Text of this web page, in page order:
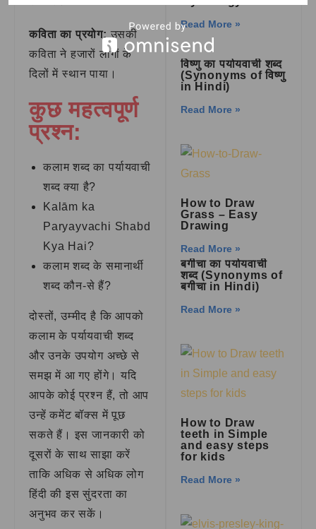
कविता का प्रयोग: उसकी
कविता ने हजारों लोगों के
दिलों में स्थान पाया।
कुछ महत्वपूर्ण
प्रश्न:
कलाम शब्द का पर्यायवाची
शब्द क्या है?
Kalām ka
Paryayvachi Shabd
Kya Hai?
कलाम शब्द के समानार्थी
शब्द कौन-से हैं?
दोस्तों, उम्मीद है कि आपको
कलाम के पर्यायवाची शब्द
और उनके उपयोग अच्छे से
समझ में आ गए होंगे। यदि
आपके कोई प्रश्न हैं, तो आप
उन्हें कमेंट बॉक्स में पूछ
सकते हैं। इस जानकारी को
दूसरों के साथ साझा करें
ताकि अधिक से अधिक लोग
हिंदी की इस सुंदरता का
अनुभव कर सकें।
Read More »
विष्णु का पर्यायवाची शब्द
(Synonyms of विष्णु
in Hindi)
Read More »
How to Draw
Grass – Easy
Drawing
Read More »
बगीचा का पर्यायवाची
शब्द (Synonyms of
बगीचा in Hindi)
Read More »
How to Draw
teeth in Simple
and easy steps
for kids
Read More »